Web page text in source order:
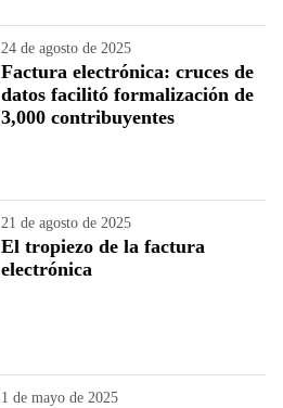
24 de agosto de 2025
Factura electrónica: cruces de
datos facilitó formalización de
3,000 contribuyentes
21 de agosto de 2025
El tropiezo de la factura
electrónica
1 de mayo de 2025